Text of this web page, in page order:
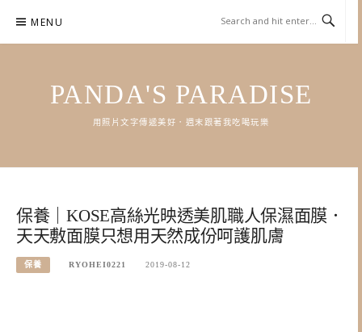
content
MENU
PANDA'S PARADISE
用照片文字傳遞美好．週末跟著我吃喝玩樂
保養｜KOSE高絲光映透美肌職人保濕面膜．
天天敷面膜只想用天然成份呵護肌膚
保養 RYOHEI0221 2019-08-12